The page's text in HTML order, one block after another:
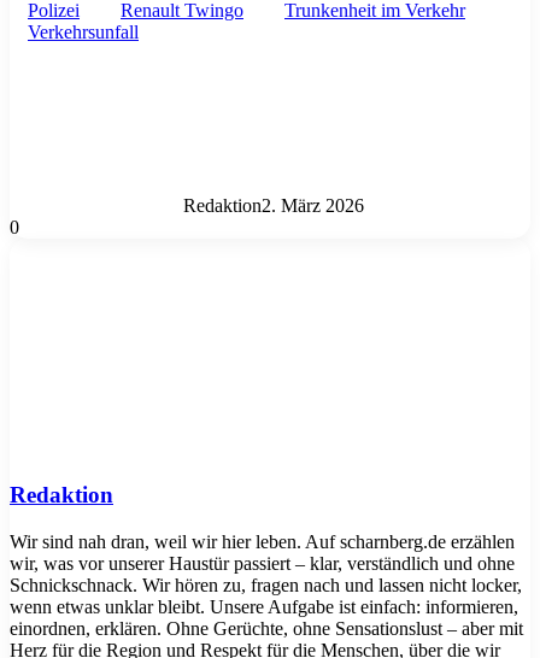
Polizei
Renault Twingo
Trunkenheit im Verkehr
Verkehrsunfall
Redaktion2. März 2026
0
Redaktion
Wir sind nah dran, weil wir hier leben. Auf scharnberg.de erzählen
wir, was vor unserer Haustür passiert – klar, verständlich und ohne
Schnickschnack. Wir hören zu, fragen nach und lassen nicht locker,
wenn etwas unklar bleibt. Unsere Aufgabe ist einfach: informieren,
einordnen, erklären. Ohne Gerüchte, ohne Sensationslust – aber mit
Herz für die Region und Respekt für die Menschen, über die wir